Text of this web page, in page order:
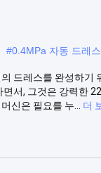
#0.4MPa 자동 드레
드레스를 완성하
서, 그것은 강력한
신은 필요를 누...
더